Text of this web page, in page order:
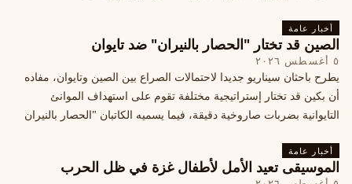
أخبار عامة
الصين قد تختار "الحصار بالنيران" ضد تايوان
٥ أغسطس ٢٠٢٦
يطرح باحثان سيناريو جديدا لاحتمالات الصراع بين الصين وتايوان، مفاده
أن بكين قد تختار إستراتيجية مختلفة تقوم على استهداف الموانئ
التايوانية بضربات صاروخية دقيقة، فيما يسميه الكاتبان "الحصار بالنيران
أخبار عامة
الموسيقى تعيد الأمل لأطفال غزة في ظل الحرب